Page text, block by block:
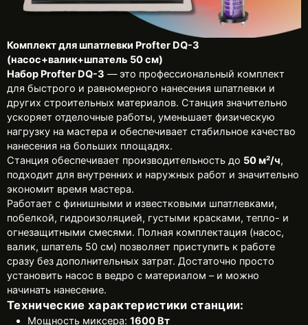
Комплект для шпатлевки Profter DQ-3
(насос+валик+шпатель 50 см)
Набор Profter DQ-3 — это профессиональный комплект
для быстрого и равномерного нанесения шпатлевки и
других строительных материалов. Станция значительно
ускоряет отделочные работы, уменьшает физическую
нагрузку на мастера и обеспечивает стабильное качество
нанесения на больших площадях.
Станция обеспечивает производительность до 50 м²/ч,
подходит для внутренних и наружных работ и значительно
экономит время мастера.
Работает с финишными и известковыми шпатлевками,
побелкой, гидроизоляцией, густыми красками, тепло- и
огнезащитными смесями. Полная комплектация (насос,
валик, шпатель 50 см) позволяет приступить к работе
сразу без дополнительных затрат. Достаточно просто
установить насос в ведро с материалом – и можно
начинать нанесение.
Технические характеристики станции:
Мощность миксера: 1600 Вт